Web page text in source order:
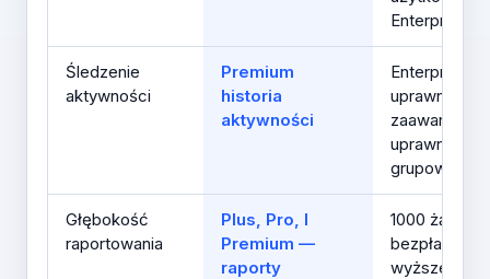
Enterprise
Śledzenie
aktywności
Premium
historia
aktywności
Enterprise
uprawnienia
uprawnienia
grupowe
Głębokość
raportowania
Plus, Pro, I
Premium —
raporty
1000 żądań
bezpłatnie;
wyższe